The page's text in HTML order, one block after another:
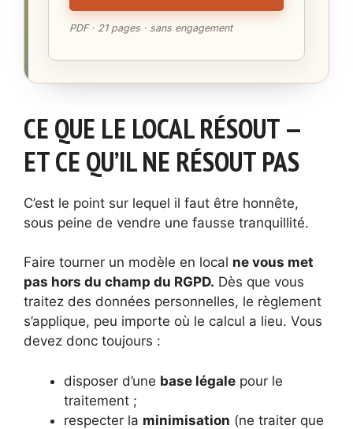
PDF · 21 pages · sans engagement
CE QUE LE LOCAL RÉSOUT —
ET CE QU’IL NE RÉSOUT PAS
C’est le point sur lequel il faut être honnête,
sous peine de vendre une fausse tranquillité.
Faire tourner un modèle en local ne vous met
pas hors du champ du RGPD. Dès que vous
traitez des données personnelles, le règlement
s’applique, peu importe où le calcul a lieu. Vous
devez donc toujours :
disposer d’une base légale pour le
traitement ;
respecter la minimisation (ne traiter que